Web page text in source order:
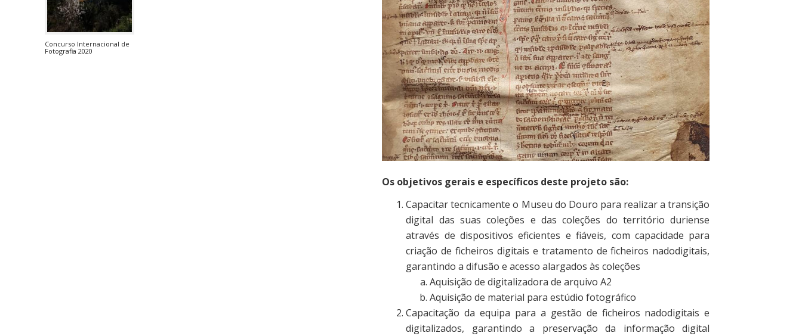
Concurso Internacional de
Fotografia 2020
Os objetivos gerais e específicos deste projeto são:
Capacitar tecnicamente o Museu do Douro para realizar a transição
digital das suas coleções e das coleções do território duriense
através de dispositivos eficientes e fiáveis, com capacidade para
criação de ficheiros digitais e tratamento de ficheiros nadodigitais,
garantindo a difusão e acesso alargados às coleções
Aquisição de digitalizadora de arquivo A2
Aquisição de material para estúdio fotográfico
Capacitação da equipa para a gestão de ficheiros nadodigitais e
digitalizados, garantindo a preservação da informação digital